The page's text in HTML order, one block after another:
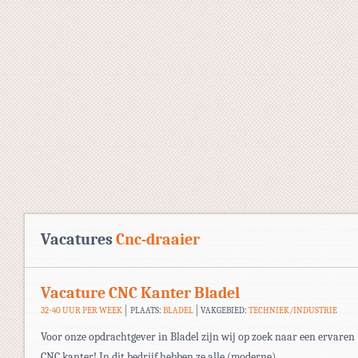
VacaturesCnc-draaier
Vacature CNC Kanter Bladel
32-40 UUR PER WEEK PLAATS: BLADEL VAKGEBIED:TECHNIEK/INDUSTRIE
Voor onze opdrachtgever in Bladel zijn wij op zoek naar een ervaren